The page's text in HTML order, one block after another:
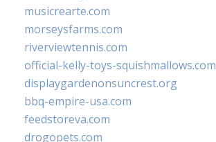
musicrearte.com
morseysfarms.com
riverviewtennis.com
official-kelly-toys-squishmallows.com
displaygardenonsuncrest.org
bbq-empire-usa.com
feedstoreva.com
drogopets.com